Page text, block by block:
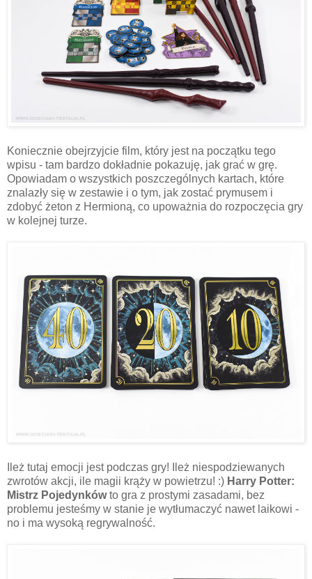
Koniecznie obejrzyjcie film, który jest na początku tego
wpisu - tam bardzo dokładnie pokazuję, jak grać w grę.
Opowiadam o wszystkich poszczególnych kartach, które
znalazły się w zestawie i o tym, jak zostać prymusem i
zdobyć żeton z Hermioną, co upoważnia do rozpoczęcia gry
w kolejnej turze.
Ileż tutaj emocji jest podczas gry! Ileż niespodziewanych
zwrotów akcji, ile magii krąży w powietrzu! :) Harry Potter:
Mistrz Pojedynkówto gra z prostymi zasadami, bez
problemu jesteśmy w stanie je wytłumaczyć nawet laikowi -
no i ma wysoką regrywalność.